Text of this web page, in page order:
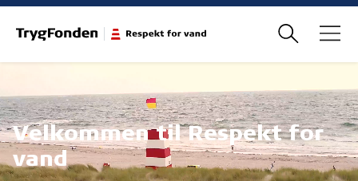
Velkommen til Respekt for
vand